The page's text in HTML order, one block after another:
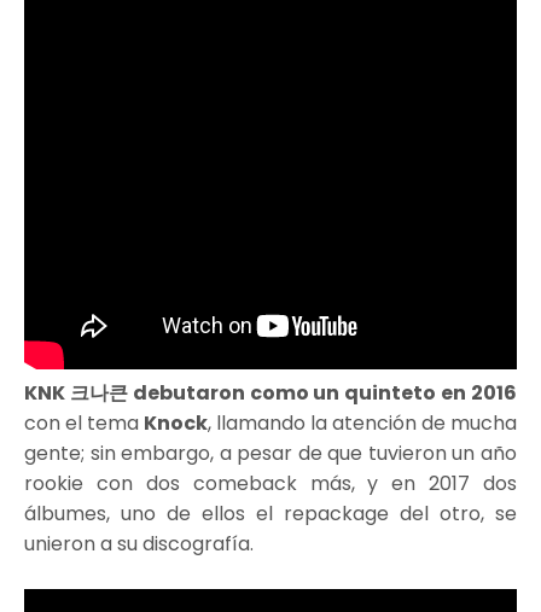
KNK 크나큰 debutaron como un quinteto en 2016
con el tema Knock, llamando la atención de mucha
gente; sin embargo, a pesar de que tuvieron un año
rookie con dos comeback más, y en 2017 dos
álbumes, uno de ellos el repackage del otro, se
unieron a su discografía.